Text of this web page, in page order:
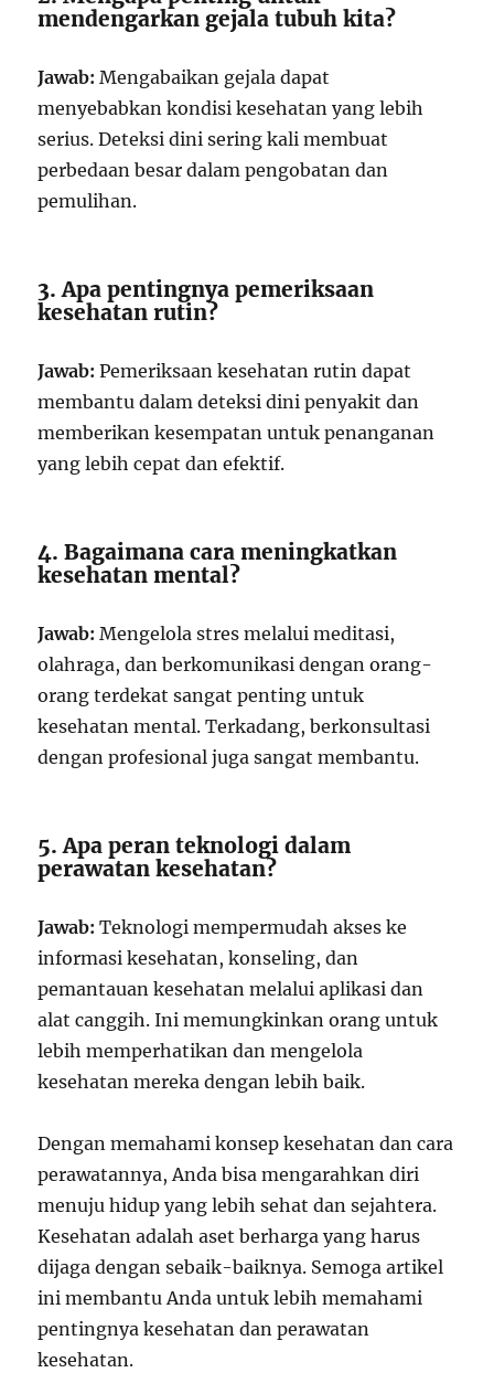
mendengarkan gejala tubuh kita?
Jawab: Mengabaikan gejala dapat
menyebabkan kondisi kesehatan yang lebih
serius. Deteksi dini sering kali membuat
perbedaan besar dalam pengobatan dan
pemulihan.
3. Apa pentingnya pemeriksaan
kesehatan rutin?
Jawab: Pemeriksaan kesehatan rutin dapat
membantu dalam deteksi dini penyakit dan
memberikan kesempatan untuk penanganan
yang lebih cepat dan efektif.
4. Bagaimana cara meningkatkan
kesehatan mental?
Jawab: Mengelola stres melalui meditasi,
olahraga, dan berkomunikasi dengan orang-
orang terdekat sangat penting untuk
kesehatan mental. Terkadang, berkonsultasi
dengan profesional juga sangat membantu.
5. Apa peran teknologi dalam
perawatan kesehatan?
Jawab: Teknologi mempermudah akses ke
informasi kesehatan, konseling, dan
pemantauan kesehatan melalui aplikasi dan
alat canggih. Ini memungkinkan orang untuk
lebih memperhatikan dan mengelola
kesehatan mereka dengan lebih baik.
Dengan memahami konsep kesehatan dan cara
perawatannya, Anda bisa mengarahkan diri
menuju hidup yang lebih sehat dan sejahtera.
Kesehatan adalah aset berharga yang harus
dijaga dengan sebaik-baiknya. Semoga artikel
ini membantu Anda untuk lebih memahami
pentingnya kesehatan dan perawatan
kesehatan.